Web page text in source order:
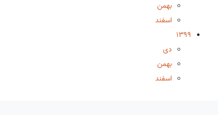
بهمن
اسفند
1399
دی
بهمن
اسفند